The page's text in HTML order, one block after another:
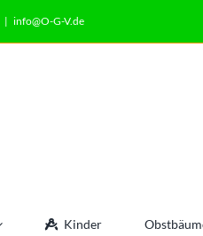
| info@O-G-V.de
Kinder